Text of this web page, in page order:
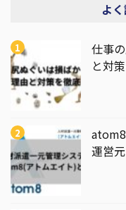
よ
仕事
と対
運営